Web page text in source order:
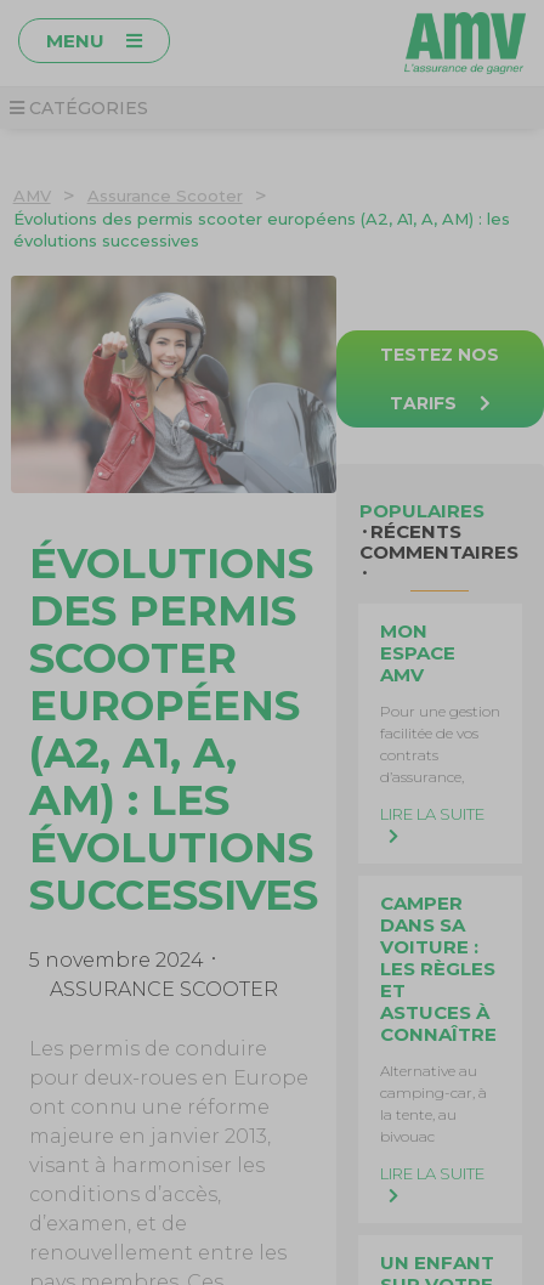
MENU
CATÉGORIES
AMV > Assurance Scooter >
Évolutions des permis scooter européens (A2, A1, A, AM) : les
évolutions successives
ÉVOLUTIONS
DES PERMIS
SCOOTER
EUROPÉENS
(A2, A1, A,
AM) : LES
ÉVOLUTIONS
SUCCESSIVES
5 novembre 2024
ASSURANCE SCOOTER
Les permis de conduire
pour deux-roues en Europe
ont connu une réforme
majeure en janvier 2013,
visant à harmoniser les
conditions d’accès,
d’examen, et de
renouvellement entre les
TESTEZ NOS
TARIFS
POPULAIRES
RÉCENTS
COMMENTAIRES
MON
ESPACE
AMV
Pour une gestion
facilitée de vos
contrats
d’assurance,
LIRE LA SUITE
CAMPER
DANS SA
VOITURE :
LES RÈGLES
ET
ASTUCES À
CONNAÎTRE
Alternative au
camping-car, à
la tente, au
bivouac
LIRE LA SUITE
UN ENFANT